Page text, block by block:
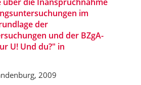
über die Inanspruchnahme
im
der
und der BZgA-
U! Und du?" in
2009